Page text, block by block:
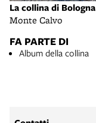
La collina di Bologna
Monte Calvo
FA PARTE DI
Album della collina